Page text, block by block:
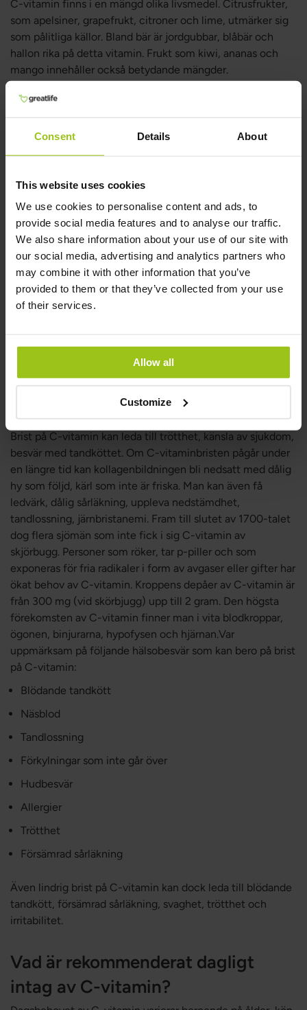
Consent Details About
This website uses cookies
We use cookies to personalise content and ads, to
provide social media features and to analyse our traffic.
We also share information about your use of our site with
our social media, advertising and analytics partners who
may combine it with other information that you’ve
provided to them or that they’ve collected from your use
of their services.
Allow all
Customize
C-vitamin finns i en mängd olika livsmedel. Citrusfrukter,
som apelsiner, grapefrukt, citroner och lime, utmärker sig
som pålitliga källor. Bland bär är jordgubbar, blåbär och
hallon rika på detta vitamin. Frukt som kiwi, ananas och
mango innehåller också betydande mängder.
Grönsaker spelar en viktig roll, särskilt paprika (speciellt
klassificeras som en frukt, är en utmärkt källa.
vitamin. För dem som gillar örter kan persilja vara ett
C-vitamin ökar upptaget av det
viktiga järnet
Vitamin C är viktigt för att kroppen ska kunna ta upp järn
på rätt sätt, vilket i sin tur är viktigt för att blodet ska
Symptom på C-vitaminbrist
Brist på C-vitamin kan leda till trötthet, känsla av sjukdom,
besvär med tandköttet. Om C-vitaminbristen pågår under
en längre tid kan kollagenbildningen bli nedsatt med dålig
hy som följd, kärl som inte är friska. Man kan även få
ledvärk, dålig sårläkning, uppleva nedstämdhet,
tandlossning, järnbristanemi. Fram till slutet av 1700-talet
dog flera sjömän som inte fick i sig C-vitamin av
skjörbugg. Personer som röker, tar p-piller och som
exponeras för fria radikaler i form av avgaser eller gifter har
ökat behov av C-vitamin. Kroppens depåer av C-vitamin är
från 300 mg (vid skörbjugg) upp till 2 gram. Den högsta
förekomsten av C-vitamin finner man i vita blodkroppar,
ögonen, binjurarna, hypofysen och hjärnan.Var
uppmärksam på följande hälsobesvär som kan bero på brist
på C-vitamin:
Blödande tandkött
Näsblod
Tandlossning
Förkylningar som inte går över
Hudbesvär
Allergier
Trötthet
Försämrad sårläkning
Även lindrig brist på C-vitamin kan dock leda till blödande
tandkött, försämrad sårläkning, svaghet, trötthet och
irritabilitet.
Vad är rekommenderat dagligt
intag av C-vitamin?